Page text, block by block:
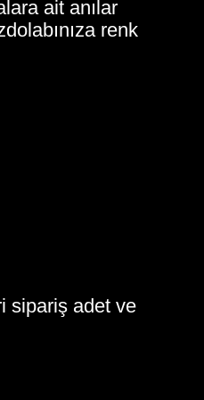
ait anılar
renk
sipariş adet ve